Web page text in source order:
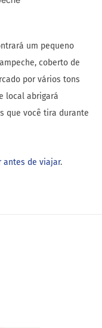
um pequeno
coberto de
por vários tons
local abrigará
que você tira durante
antes de viajar.